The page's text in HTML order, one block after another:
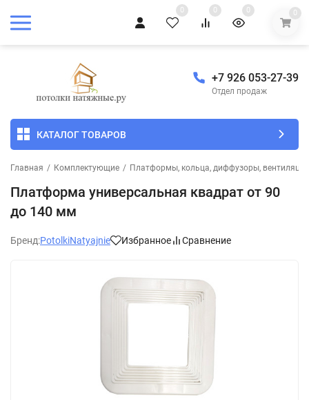
0 0 0 0
+7 926 053-27-39
Отдел продаж
КАТАЛОГ ТОВАРОВ
Главная / Комплектующие / Платформы, кольца, диффузоры,
Платформа универсальная квадрат от 90
до 140 мм
Бренд:PotolkiNatyajnie Избранное Сравнение